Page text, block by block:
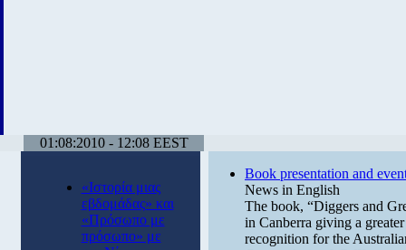
01:08:2010 - 12:08 EEST
«Ιστορία μιας
εβδομάδας» και
«Πρόσωπο με
πρόσωπο» με
Book presentation and
News in English
The book, “Diggers and
in Canberra giving a
recognition for the